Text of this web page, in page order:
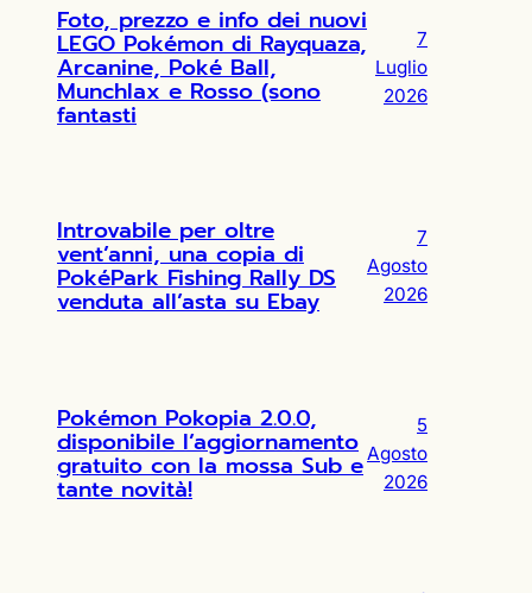
Foto, prezzo e info dei nuovi
LEGO Pokémon di Rayquaza,
Arcanine, Poké Ball,
Munchlax e Rosso (sono
fantasti
7
Luglio
2026
Introvabile per oltre
vent’anni, una copia di
PokéPark Fishing Rally DS
venduta all’asta su Ebay
7
Agosto
2026
Pokémon Pokopia 2.0.0,
disponibile l’aggiornamento
gratuito con la mossa Sub e
tante novità!
5
Agosto
2026